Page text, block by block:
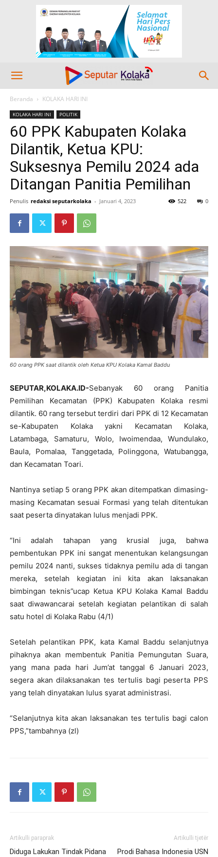
Beranda KOLAKA HARI INI
KOLAKA HARI INI POLITIK
60 PPK Kabupaten Kolaka
Dilantik, Ketua KPU:
Suksesnya Pemilu 2024 ada
Ditangan Panitia Pemilihan
Penulis redaksi seputarkolaka - Januari 4, 2023 0
522
60 orang PPK saat dilantik oleh Ketua KPU Kolaka Kamal Baddu
SEPUTAR,KOLAKA.ID-Sebanyak 60 orang Panitia
Pemilihan Kecamatan (PPK) Kabupaten Kolaka resmi
dilantik. 60 rang tersebut terdiri dari PPK di 12 Kecamatan
se-Kabupaten Kolaka yakni Kecamatan Kolaka,
Latambaga, Samaturu, Wolo, Iwoimendaa, Wundulako,
Baula, Pomalaa, Tanggetada, Polinggona, Watubangga,
dan Kecamatan Toari.
Nantinya setiap 5 orang PPK akan ditempatkan dimasing-
masing Kecamatan sesuai Formasi yang telah ditentukan
saat peserta dinyatakan lulus menjadi PPK.
“Ini adalah tahapan yang krusial juga, bahwa
pembentukan PPK ini sangat menentukan kelangsungan
pemilu 2024 nanti, sukses tidaknya pemilu ada di tangan
mereka, setelah kegiatan ini kita akan laksanakan
bimbingan teknis”ucap Ketua KPU Kolaka Kamal Baddu
saat diwawancarai setelah kegiatan pelantikan di salah
satu hotel di Kolaka Rabu (4/1)
Setelah pelantikan PPK, kata Kamal Baddu selanjutnya
pihaknya akan membentuk Panitia Pemungutan Suara,
yang mana pada hari Jum’at tanggal 6 Januari 2023,
segera akan dilaksanakan tes tertulis bagi peserta PPS
yang telah dinyatakan lulus syarat administrasi.
“Selanjutnya kita akan laksanakan tes tertulis bagi calon
PPS,”tambahnya (zl)
Artikulli paraprak
Diduga Lakukan Tindak Pidana
Artikulli tjetër
Prodi Bahasa Indonesia USN